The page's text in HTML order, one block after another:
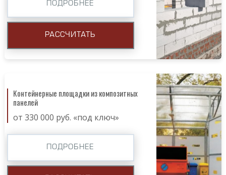
ПОДРОБНЕЕ
РАССЧИТАТЬ
Контейнерные площадки из композитных
панелей
от 330 000 руб. «под ключ»
ПОДРОБНЕЕ